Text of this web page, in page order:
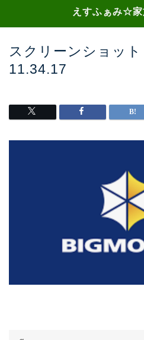
えすふぁみ☆家
スクリーンショッ
11.34.17